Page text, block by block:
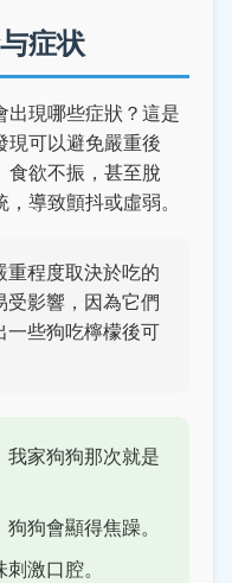
症状
出現哪些症狀？這是
現可以避免嚴重後
食欲不振，甚至脫
導致顫抖或虛弱。
程度取決於吃的
影響，因為它們
一些狗吃檸檬後可
我家狗狗那次就是
狗會顯得焦躁。
激口腔。